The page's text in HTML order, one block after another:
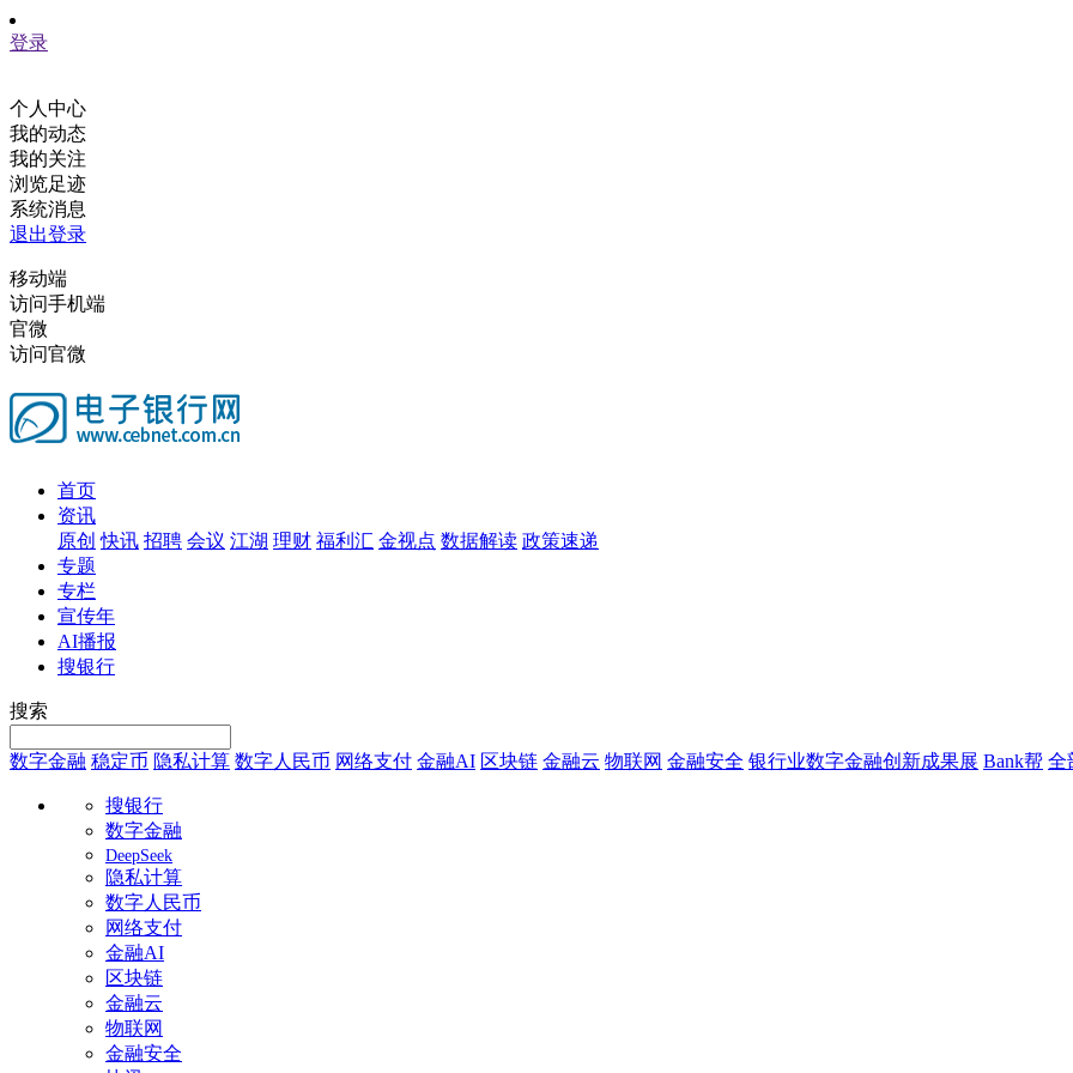
登录
个人中心
我的动态
我的关注
浏览足迹
系统消息
退出登录
移动端
访问手机端
官微
访问官微
首页
资讯
原创 快讯 招聘 会议 江湖 理财 福利汇 金视点 数据解读 政策速递
专题
专栏
宣传年
AI播报
搜银行
搜索
数字金融 稳定币 隐私计算 数字人民币 网络支付 金融AI 区块链 金融云 物联网 金融安全 银行业数字金融创新成果展 Bank帮 全
搜银行
数字金融
DeepSeek
隐私计算
数字人民币
网络支付
金融AI
区块链
金融云
物联网
金融安全